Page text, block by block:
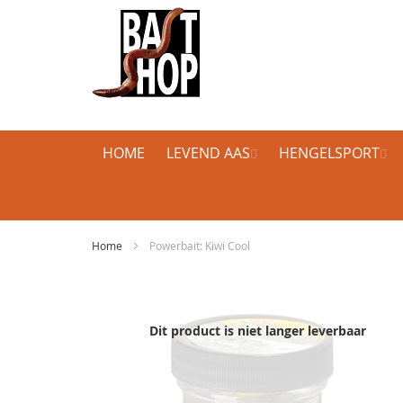
HOME LEVEND AAS HENGELSPORT
Home Powerbait: Kiwi Cool
Dit product is niet langer leverbaar